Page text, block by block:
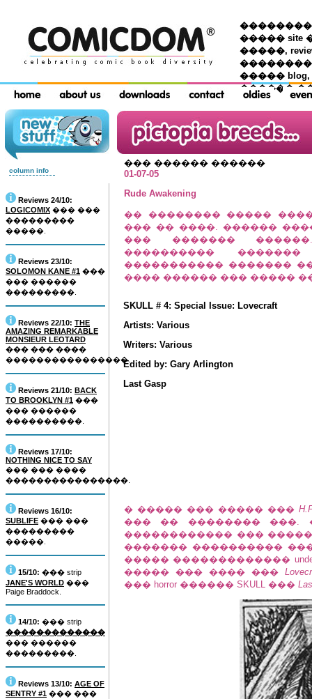
���������
����� site
�����,
����� blog,
������
column info
Reviews 24/10:
LOGICOMIX ��� ���
���������
�����.
Reviews 23/10:
SOLOMON KANE #1 ���
��� ������
���������.
Reviews 22/10: THE
AMAZING REMARKABLE
MONSIEUR LEOTARD
��� ��� ����
����������������.
Reviews 21/10: BACK
TO BROOKLYN #1 ���
��� ������
����������.
Reviews 17/10:
NOTHING NICE TO SAY
��� ��� ����
����������������.
Reviews 16/10:
SUBLIFE ��� ���
���������
�����.
15/10: ��� strip
JANE'S WORLD ���
Paige Braddock.
14/10: ��� strip
�������������
��� ������
���������.
Reviews 13/10: AGE OF
SENTRY #1 ��� ���
��� ������ ������
01-07-05
Rude Awakening
�� �������� �����
��� �� ����. ������
��� �������
����������
����������� �������
���� ������ ��� �����
SKULL # 4: Special Issue: Lovecraft
Artists: Various
Writers: Various
Edited by: Gary Arlington
Last Gasp
� ����� ��� ����� ���
��� �� �������� ���.
������������ ���
������� ����������
����� �������������
����� ��� ���� ���
��� horror ������ SKULL ���